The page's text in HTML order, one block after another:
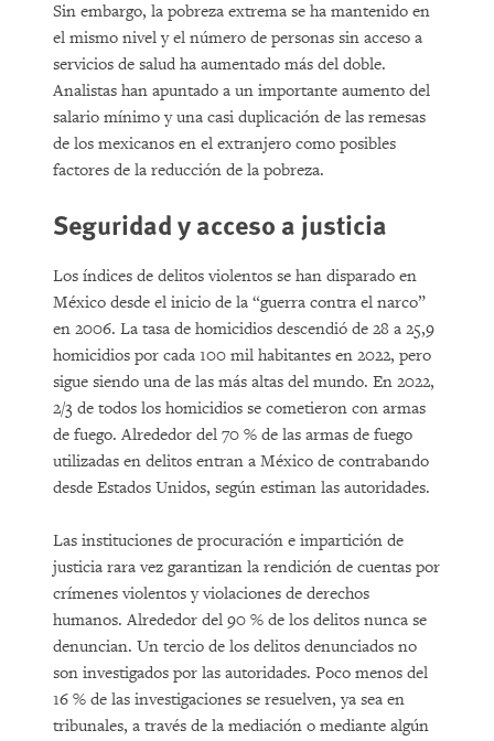
Sin embargo, la pobreza extrema se ha mantenido en
el mismo nivel y el número de personas sin acceso a
servicios de salud ha aumentado más del doble.
Analistas han apuntado a un importante aumento del
salario mínimo y una casi duplicación de las remesas
de los mexicanos en el extranjero como posibles
factores de la reducción de la pobreza.
Seguridad y acceso a justicia
Los índices de delitos violentos se han disparado en
México desde el inicio de la “guerra contra el narco”
en 2006. La tasa de homicidios descendió de 28 a 25,9
homicidios por cada 100 mil habitantes en 2022, pero
sigue siendo una de las más altas del mundo. En 2022,
2/3 de todos los homicidios se cometieron con armas
de fuego. Alrededor del 70 % de las armas de fuego
utilizadas en delitos entran a México de contrabando
desde Estados Unidos, según estiman las autoridades.
Las instituciones de procuración e impartición de
justicia rara vez garantizan la rendición de cuentas por
crímenes violentos y violaciones de derechos
humanos. Alrededor del 90 % de los delitos nunca se
denuncian. Un tercio de los delitos denunciados no
son investigados por las autoridades. Poco menos del
16 % de las investigaciones se resuelven, ya sea en
tribunales, a través de la mediación o mediante algún